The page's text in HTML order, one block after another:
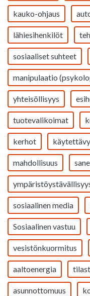
kauko-ohjaus
lähiesihenkilöt
sosiaaliset suhteet
manipulaatio
yhteisöllisyys
tuotevalikoimat
kerhot
mahdollisuus
sosiaalinen media
Sosiaalinen vastuu
vesistönkuormitus
aaltoenergia
asunnottomuus